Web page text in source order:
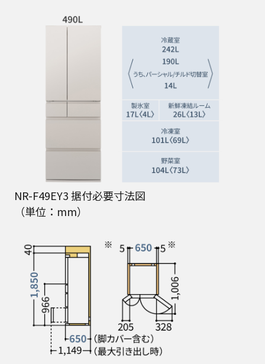
• 内容積表記中〈 〉内の数値は、食品収納スペースの目安です。
• 設置条件により若干異なることがありますので、10mm程度余裕をとっ
※壁ぎわに設置され、冷蔵室ドアが十分あけられないときは壁から15mm
以上のスペースが必要です。
グリーン購入法適合商品
2021年 省エネ基準達成率
年間消費電力量(50/60Hz)
15年新測定方法(JIS C 9801-